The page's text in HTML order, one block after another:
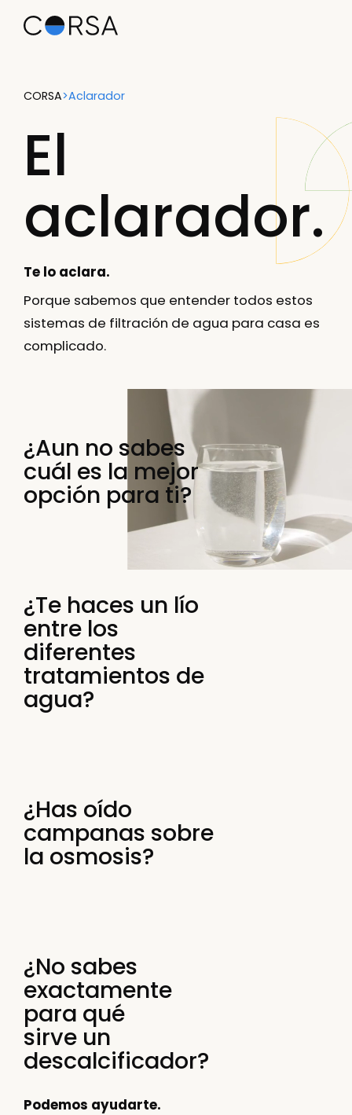
CORSA>Aclarador
El
aclarador.
Te lo aclara.
Porque sabemos que entender todos estos
sistemas de filtración de agua para casa es
complicado.
¿Aun no sabes
cuál es la mejor
opción para ti?
¿Te haces un lío
entre los
diferentes
tratamientos de
agua?
¿Has oído
campanas sobre
la osmosis?
¿No sabes
exactamente
para qué
sirve un
descalcificador?
Podemos ayudarte.